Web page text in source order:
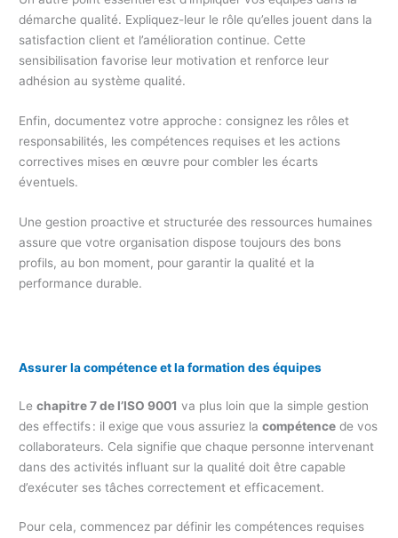
démarche qualité. Expliquez-leur le rôle qu’elles jouent dans la
satisfaction client et l’amélioration continue. Cette
sensibilisation favorise leur motivation et renforce leur
adhésion au système qualité.
Enfin, documentez votre approche : consignez les rôles et
responsabilités, les compétences requises et les actions
correctives mises en œuvre pour combler les écarts
éventuels.
Une gestion proactive et structurée des ressources humaines
assure que votre organisation dispose toujours des bons
profils, au bon moment, pour garantir la qualité et la
performance durable.
Assurer la compétence et la formation des équipes
Lechapitre 7 de l’ISO 9001 va plus loin que la simple gestion
des effectifs : il exige que vous assuriez lacompétence de vos
collaborateurs. Cela signifie que chaque personne intervenant
dans des activités influant sur la qualité doit être capable
d’exécuter ses tâches correctement et efficacement.
Pour cela, commencez par définir les compétences requises